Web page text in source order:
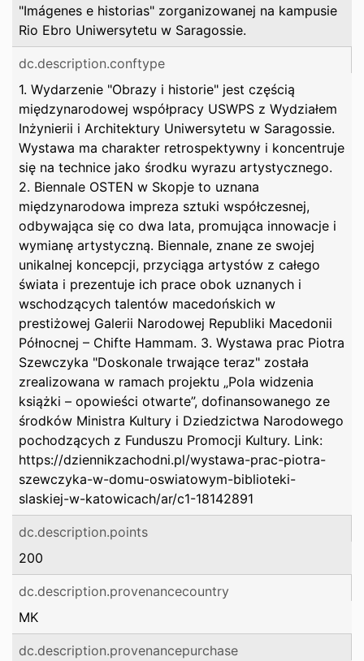
"Imágenes e historias" zorganizowanej na kampusie
Rio Ebro Uniwersytetu w Saragossie.
dc.description.conftype
1. Wydarzenie "Obrazy i historie" jest częścią
międzynarodowej współpracy USWPS z Wydziałem
Inżynierii i Architektury Uniwersytetu w Saragossie.
Wystawa ma charakter retrospektywny i koncentruje
się na technice jako środku wyrazu artystycznego.
2. Biennale OSTEN w Skopje to uznana
międzynarodowa impreza sztuki współczesnej,
odbywająca się co dwa lata, promująca innowacje i
wymianę artystyczną. Biennale, znane ze swojej
unikalnej koncepcji, przyciąga artystów z całego
świata i prezentuje ich prace obok uznanych i
wschodzących talentów macedońskich w
prestiżowej Galerii Narodowej Republiki Macedonii
Północnej – Chifte Hammam. 3. Wystawa prac Piotra
Szewczyka "Doskonale trwające teraz" została
zrealizowana w ramach projektu „Pola widzenia
książki – opowieści otwarte”, dofinansowanego ze
środków Ministra Kultury i Dziedzictwa Narodowego
pochodzących z Funduszu Promocji Kultury. Link:
https://dziennikzachodni.pl/wystawa-prac-piotra-
szewczyka-w-domu-oswiatowym-biblioteki-
slaskiej-w-katowicach/ar/c1-18142891
dc.description.points
200
dc.description.provenancecountry
MK
dc.description.provenancepurchase